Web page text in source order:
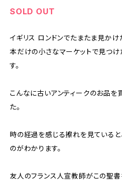
SOLD OUT
イギリス ロンドンでたまたま見かけ
本だけの小さなマーケットで見つ
す。
こんなに古いアンティークのお品
た。
時の経過を感じる擦れを見ている
のがわかります。
友人のフランス人宣教師がこの聖